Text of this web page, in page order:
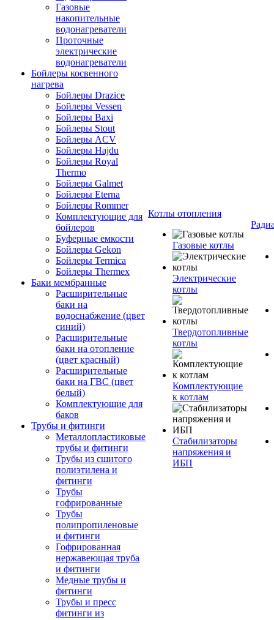
Газовые
накопительные
водонагреватели
Проточные
электрические
водонагреватели
Бойлеры косвенного
нагрева
Бойлеры Drazice
Бойлеры Vessen
Бойлеры Baxi
Бойлеры Stout
Бойлеры ACV
Бойлеры Hajdu
Бойлеры Royal
Thermo
Бойлеры Galmet
Бойлеры Eterna
Бойлеры Rommer
Комплектующие для
бойлеров
Буферные емкости
Бойлеры Gekon
Бойлеры Termica
Бойлеры Thermex
Баки мембранные
Расширительные
баки на
водоснабжение (цвет
синий)
Расширительные
баки на отопление
(цвет красный)
Расширительные
баки на ГВС (цвет
белый)
Комплектующие для
баков
Трубы и фитинги
Металлопластиковые
трубы и фитинги
Трубы из сшитого
полиэтилена и
фитинги
Трубы
гофрированные
Трубы
полипропиленовые
и фитинги
Гофрированная
нержавеющая труба
и фитинги
Медные трубы и
фитинги
Трубы и пресс
фитинги из
Котлы отопления
Газовые котлы
Электрические
котлы
Твердотопливные
котлы
Комплектующие
к котлам
Стабилизаторы
напряжения и
ИБП